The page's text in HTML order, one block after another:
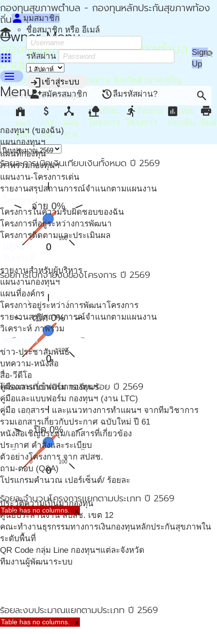
กองทุนสุขภาพตำบล - กองทุนหลักประกันสุขภาพท้อง
ถิ่น - กปท
Owner Menu
apps
person มุมสมาชิก
ชื่อสมาชิก หรือ อีเมล์
รหัสผ่าน visibility_off
loginเข้าสู่ระบบ
person_addสมัครสมาชิก restoreลืมรหัสผ่าน?
Sign
Up
menu
Menu
หน้าแรก
กองทุนฯ
กองทุนฯ (ของฉัน)
แผนกองทุนฯ
แผนที่กองทุน
ภาพรวมกองทุนฯ
แผนงาน-โครงการเด่น
รายงานสรุปสถานการณ์จำแนกตามแผนงาน
โครงการในความรับผิดชอบของฉัน
โครงการที่อยู่ระหว่างการพัฒนา
โครงการติดตามและประเมินผล
ปฎิทิน
รายงานสำหรับผู้บริหาร
แผนงานกองทุนฯ
แผนที่องค์กร
โครงการอยู่ระหว่างการพัฒนาโครงการ
รายงานสรุปสถานการณ์จำแนกตามแผนงาน
วิเคราะห์ ภาพรวม
คลังข้อมูล
ข่าว-ประชาสัมพันธ์
บทความ-หนังสือ
สื่อ-วีดีโอ
คู่มือและแบบฟอร์ม กองทุนฯ
คู่มือและแบบฟอร์ม กองทุนฯ (งาน LTC)
คู่มือ เอกสารฯ และแนวทางการทำแผนฯ จากทีมวิชาการ
รวมเอกสารเกี่ยวกับประกาศ ฉบับใหม่ ปี 61
หนังสือเชิญประชุม/เอกสารที่เกี่ยวข้อง
ประกาศ คำสั่งและระเบียบ
ตัวอย่างโครงการ จาก สปสช.
ถาม-ตอบ (Q&A)
โปรแกรมคำนวณ เปอร์เซ็นต์/ ร้อยละ
ประวัติความเป็นมากองทุน
ศูนย์ประสานงาน สปสช. เขต 12
คณะทำงานธุรกรรมทางการเงินกองทุนหลักประกันสุขภาพใน
ระดับพื้นที่
QR Code กลุ่ม Line กองทุนฯแต่ละจังหวัด
ทีมงานผู้พัฒนาระบบ
account_balance
กองทุนสุขภาพตำบล เทศบาลตำบล
ชานุมาน
ตำบลชานุมาน อำเภอชานุมาน จังหวัดอำนาจเจริญ
search
home
หน้า
หลัก
attach_money
การ
เงิน
device_hub
แผน
งาน
nature_peopleเขียน
โครงการ
directions_run ติดตาม
โครงการ
assessment แบบ
ประเมิน
print
พิมพ์
ร้อยละการเบิกเงินเทียบเงินทั้งหมด ปี 2569
จ่าย 0%
0 100
0
ร้อยการเบิกจ่ายงบของโครงการ ปี 2569
เบิก 0%
0 100
0
โครงการที่ดำเนินการเรียบร้อย ปี 2569
ปิด 0%
0 100
0
ร้อยละจำนวนโครงการแยกตามประเภท ปี 2569
Table has no columns. ×
ร้อยละงบประมาณแยกตามประเภท ปี 2569
Table has no columns. ×